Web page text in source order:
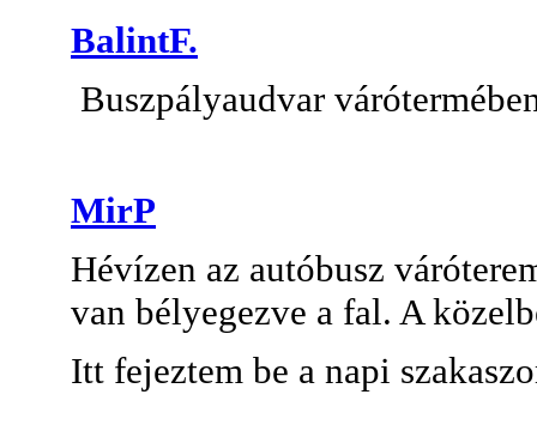
BalintF.
Buszpályaudvar
MirP
Hévízen az autóbusz
van bélyegezve a fal. A
Itt fejeztem be a napi